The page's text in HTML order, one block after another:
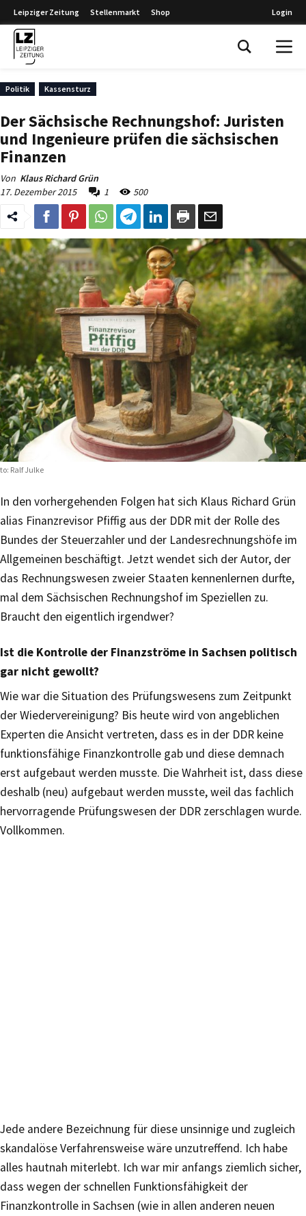
Leipziger Zeitung Stellenmarkt Shop Login
Politik Kassensturz
Der Sächsische Rechnungshof: Juristen
und Ingenieure prüfen die sächsischen
Finanzen
Von Klaus Richard Grün
17. Dezember 2015
1 500
Ralf Julke
In den vorhergehenden Folgen hat sich Klaus Richard Grün
alias Finanzrevisor Pfiffig aus der DDR mit der Rolle des
Bundes der Steuerzahler und der Landesrechnungshöfe im
Allgemeinen beschäftigt. Jetzt wendet sich der Autor, der
das Rechnungswesen zweier Staaten kennenlernen durfte,
mal dem Sächsischen Rechnungshof im Speziellen zu.
Braucht den eigentlich irgendwer?
Ist die Kontrolle der Finanzströme in Sachsen politisch
gar nicht gewollt?
Wie war die Situation des Prüfungswesens zum Zeitpunkt
der Wiedervereinigung? Bis heute wird von angeblichen
Experten die Ansicht vertreten, dass es in der DDR keine
funktionsfähige Finanzkontrolle gab und diese demnach
erst aufgebaut werden musste. Die Wahrheit ist, dass diese
deshalb (neu) aufgebaut werden musste, weil das fachlich
hervorragende Prüfungswesen der DDR zerschlagen wurde.
Vollkommen.
Jede andere Bezeichnung für diese unsinnige und zugleich
skandalöse Verfahrensweise wäre unzutreffend. Ich habe
alles hautnah miterlebt. Ich war mir anfangs ziemlich sicher,
dass wegen der schnellen Funktionsfähigkeit der
Finanzkontrolle in Sachsen (wie in allen anderen neuen